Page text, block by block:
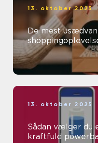
13. oktober 2025
De mest
13. oktober 2025
Sådan vælger du
kraftfuld